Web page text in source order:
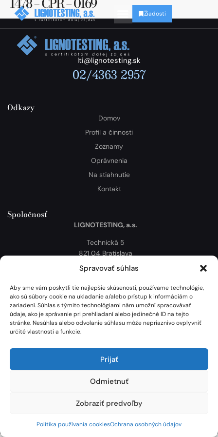
Spravovať súhlas
Aby sme vám poskytli tie najlepšie skúsenosti, používame technológie,
ako sú súbory cookie na ukladanie a/alebo prístup k informáciám o
zariadení. Súhlas s týmito technológiami nám umožní spracovávať
údaje, ako je správanie pri prehliadaní alebo jedinečné ID na tejto
stránke. Nesúhlas alebo odvolanie súhlasu môže nepriaznivo ovplyvniť
určité vlastnosti a funkcie.
Prijať
Odmietnuť
Zobraziť predvoľby
Politika používania cookiesOchrana osobných údajov
Žiadosti
lti@lignotesting.sk
02/4363 2957
Odkazy
Domov
Profil a činnosti
Zoznamy
Oprávnenia
Na stiahnutie
Kontakt
Spoločnosť
LIGNOTESTING, a.s.
Technická 5
821 04 Bratislava
Slovenská republika
Politika používania cookies
Mapa
Lignotesting, a. s. © 2024 | Všetky práva vyhradené. | Vytvoril: Marek Heinfarth.